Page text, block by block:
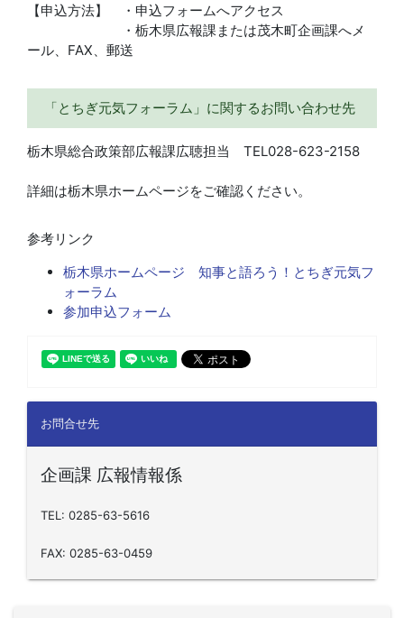
【申込方法】 ・申込フォームへアクセス
・栃木県広報課または茂木町企画課へメ
ール、FAX、郵送
「とちぎ元気フォーラム」に関するお問い合わせ先
栃木県総合政策部広報課広聴担当 TEL028-623-2158
詳細は栃木県ホームページをご確認ください。
参考リンク
栃木県ホームページ 知事と語ろう！とちぎ元気フ
ォーラム
参加申込フォーム
お問合せ先
企画課 広報情報係
TEL: 0285-63-5616
FAX: 0285-63-0459